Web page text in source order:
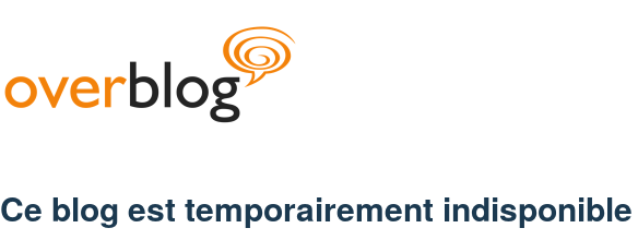
Ce blog est temporairement indisponible